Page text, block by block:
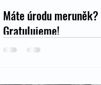
Máte úrodu meruněk?
Gratulujeme!